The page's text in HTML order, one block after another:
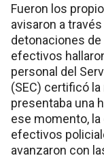
Fueron los
avisaron a
detonaciones de
efectivos
personal del
(SEC) certificó
presentaba una
ese momento,
efectivos
avanzaron con